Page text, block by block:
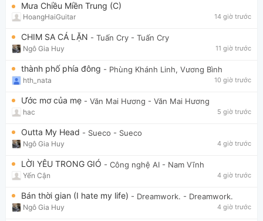
Mưa Chiều Miền Trung (C)
HoangHaiGuitar 14 giờ trước
CHIM SA CÁ LẶN - Tuấn Cry - Tuấn Cry
Ngô Gia Huy 11 giờ trước
thành phố phía đông - Phùng Khánh Linh, Vương Bình
hth_nata 10 giờ trước
Ước mơ của mẹ - Văn Mai Hương - Văn Mai Hương
hac 5 giờ trước
Outta My Head - Sueco - Sueco
Ngô Gia Huy 4 giờ trước
LỜI YÊU TRONG GIÓ - Công nghệ AI - Nam Vĩnh
Yến Cận 4 giờ trước
Bán thời gian (I hate my life) - Dreamwork. - Dreamwork.
Ngô Gia Huy 4 giờ trước